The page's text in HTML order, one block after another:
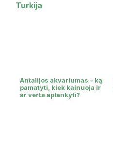
Turkija
Antalijos akvariumas – ką
pamatyti, kiek kainuoja ir
ar verta aplankyti?